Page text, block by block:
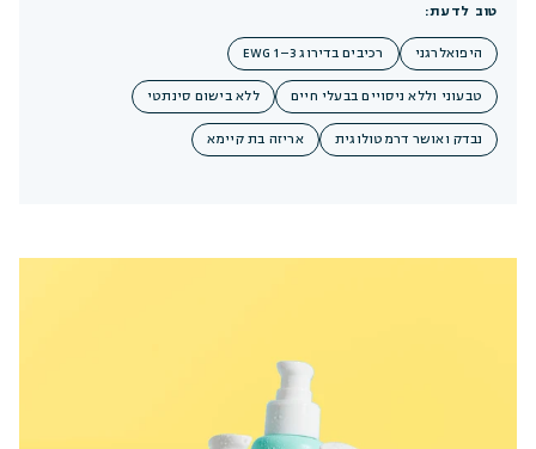
טוב לדעת:
היפואלרגני רכיבים בדירוג EWG 1–3
טבעוני וללא ניסויים בבעלי חיים ללא בישום סינתטי
נבדק ואושר דרמטולוגית אריזה בת קיימא